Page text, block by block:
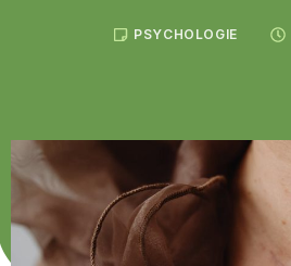
PSYCHOLOGIE